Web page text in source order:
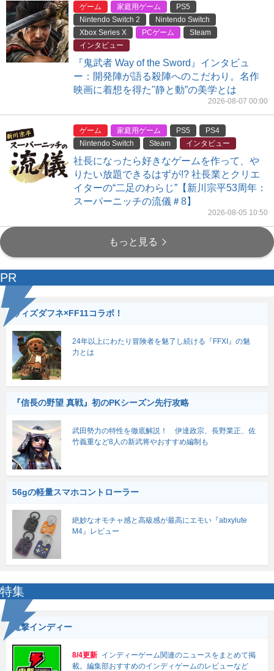
ゲーム 家庭用ゲーム
PS5
Nintendo Switch 2
Nintendo Switch
Xbox Series X
PCゲーム
Steam
インタビュー
『鬼武者 Way of the Sword』インタビュ
ー：開発陣が語る殺陣へのこだわり。名作
映画に着想を得た"静と動”の美学とは
2026-08-07 00:00
ゲーム 家庭用ゲーム PS5
PS4
Nintendo Switch
Steam インタビュー
社長になったら好きなゲームを作って、や
りたい放題できるはずが!? 社長業とクリエ
イターの“二足のわらじ”【新川宗平53周年：
スーパーニッチの流儀＃8】
2026-08-05 10:50
もっと見る
PR
ウィズダフネ×FF11コラボ！
24年以上にわたり冒険者を魅了し続ける『FFXI』の魅
力とは
『信長の野望 真戦』初のPKシーズン先行攻略
武田勢力の特性を徹底解説！ 伊達政宗、長野業正、佐
竹義重など8人の新武将やおすすめ編制も
56gの軽量スマホコントローラー
絶妙なオモチャ感と高級感が最高にエモい『abxylute
M4』レビュー
特集
電撃インディー
8/4更新 インディーゲーム関連のニュースをまとめて掲
載。編集部おすすめのインディゲームのレビューなど